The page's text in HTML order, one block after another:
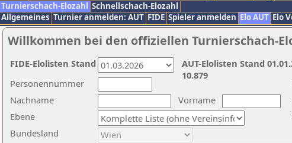
Turnierschach-Elozahl Schnellschach-Elozahl
Allgemeines Turnier anmelden: AUT FIDE Spieler anmelden Elo AUT Elo
Willkommen bei den offiziellen Turnierschach-
Nachname
Vorname
Ebene
Personennummer
Bundesland
AUT-Elolisten Stand
10.879
FIDE-Elolisten Stand